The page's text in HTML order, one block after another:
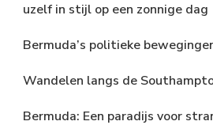
uzelf in stijl op een zonnige dag
Bermuda’s politieke
Wandelen langs de
Bermuda: Een paradijs voor